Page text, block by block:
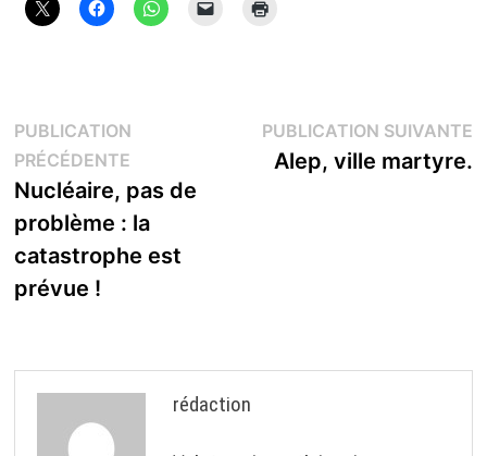
Navigation
de
l’article
PUBLICATION
PRÉCÉDENTEPublication
précédente :
Nucléaire, pas de
problème : la
catastrophe est
prévue !
PUBLICATION SUIVANTE
Alep, ville martyre.
rédaction